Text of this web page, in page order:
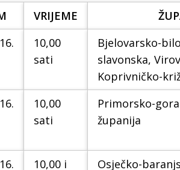
VRIJEME
10,00
sati
Bjelovarsko-
slavonska,
Koprivničko-
10,00
sati
Primorsko-
županija
10,00 i
Osječko-